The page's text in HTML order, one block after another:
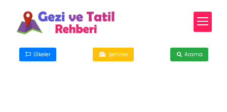
Ülkeler Şehirler Arama